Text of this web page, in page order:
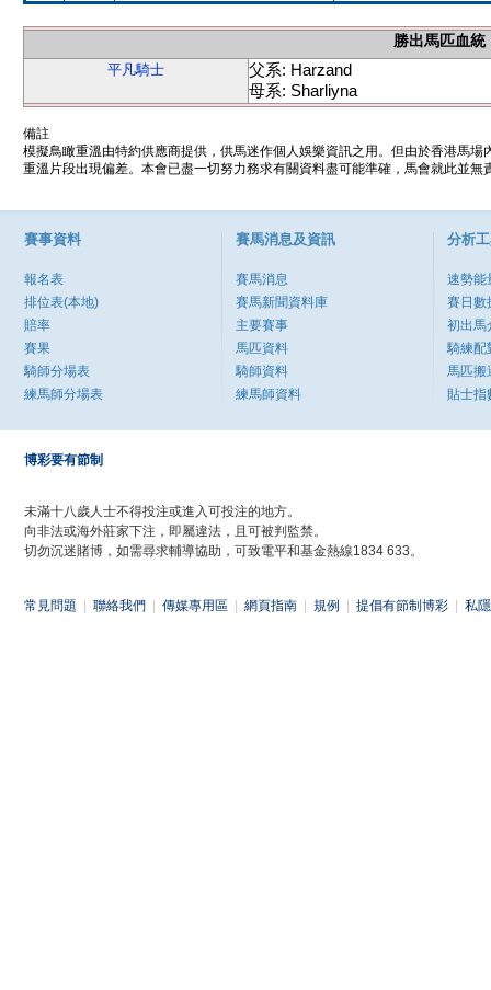
勝出馬匹血統
平凡騎士
父系: Harzand
母系: Sharliyna
備註
模擬鳥瞰重溫由特約供應商提供，供馬迷作個人娛樂資訊之用。但由於香港馬
重溫片段出現偏差。本會已盡一切努力務求有關資料盡可能準確，馬會就此並
賽事資料
報名表
排位表(本地)
賠率
賽果
騎師分場表
練馬師分場表
賽馬消息及資訊
賽馬消息
賽馬新聞資料庫
主要賽事
馬匹資料
騎師資料
練馬師資料
分析
速勢能
賽日數
初出馬
騎練配
馬匹搬
貼士指
博彩要有節制
未滿十八歲人士不得投注或進入可投注的地方。
向非法或海外莊家下注，即屬違法，且可被判監禁。
切勿沉迷賭博，如需尋求輔導協助，可致電平和基金熱線1834 633。
常見問題 聯絡我們 傳媒專用區 網頁指南 規例 提倡有節制博彩 私